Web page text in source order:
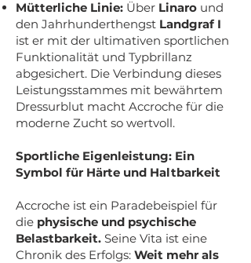
Mütterliche Linie: Über Linaro und
den Jahrhunderthengst Landgraf I
ist er mit der ultimativen sportlichen
Funktionalität und Typbrillanz
abgesichert. Die Verbindung dieses
Leistungsstammes mit bewährtem
Dressurblut macht Accroche für die
moderne Zucht so wertvoll.
Sportliche Eigenleistung: Ein
Symbol für Härte und Haltbarkeit
Accroche ist ein Paradebeispiel für
die physische und psychische
Belastbarkeit. Seine Vita ist eine
Chronik des Erfolgs: Weit mehr als